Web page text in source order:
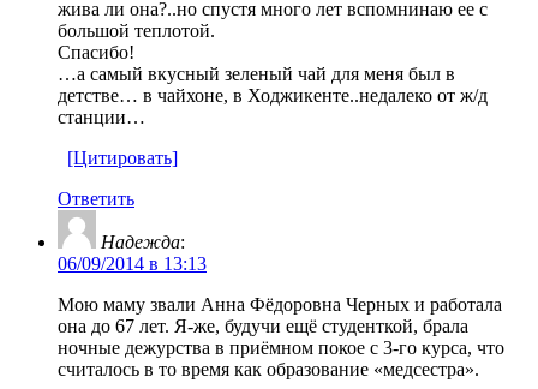
жива ли она?..но спустя много лет вспомнинаю ее с
большой теплотой.
Спасибо!
…а самый вкусный зеленый чай для меня был в
детстве… в чайхоне, в Ходжикенте..недалеко от ж/д
станции…
[Цитировать]
Ответить
Надежда:
06/09/2014 в 13:13
Мою маму звали Анна Фёдоровна Черных и работала
она до 67 лет. Я-же, будучи ещё студенткой, брала
ночные дежурства в приёмном покое с 3-го курса, что
считалось в то время как образование «медсестра».